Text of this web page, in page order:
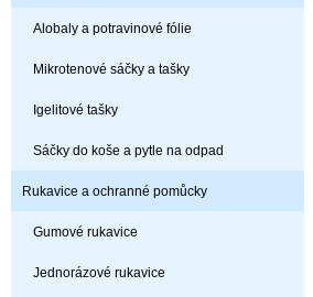
Alobaly a potravinové fólie
Mikrotenové sáčky a tašky
Igelitové tašky
Sáčky do koše a pytle na odpad
Rukavice a ochranné pomůcky
Gumové rukavice
Jednorázové rukavice